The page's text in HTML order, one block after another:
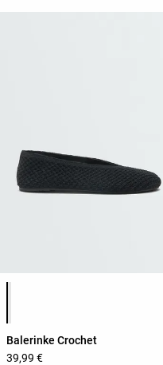
Popis boja proizvoda
Balerinke Crochet
39,99 €